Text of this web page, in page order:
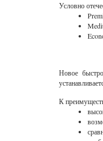
Условно
Новое
К